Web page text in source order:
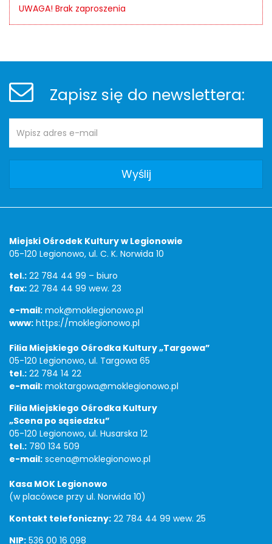
UWAGA! Brak zaproszenia
Newsletter
Zapisz się do newslettera:
Newsletter
e-
mail:
Adres
Miejski Ośrodek Kultury w Legionowie
05-120 Legionowo, ul. C. K. Norwida 10
tel.: 22 784 44 99 – biuro
fax: 22 784 44 99 wew. 23
e-mail: mok@moklegionowo.pl
www: https://moklegionowo.pl
Filia Miejskiego Ośrodka Kultury „Targowa”
05-120 Legionowo, ul. Targowa 65
tel.: 22 784 14 22
e-mail: moktargowa@moklegionowo.pl
Filia Miejskiego Ośrodka Kultury
„Scena po sąsiedzku”
05-120 Legionowo, ul. Husarska 12
tel.: 780 134 509
e-mail: scena@moklegionowo.pl
Kasa MOK Legionowo
(w placówce przy ul. Norwida 10)
Kontakt telefoniczny: 22 784 44 99 wew. 25
NIP: 536 00 16 098